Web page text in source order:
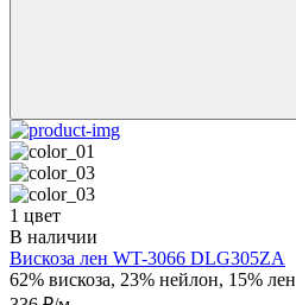
1 цвет
В наличии
Вискоза лен WT-3066 DLG305ZA
62% вискоза, 23% нейлон, 15% лен